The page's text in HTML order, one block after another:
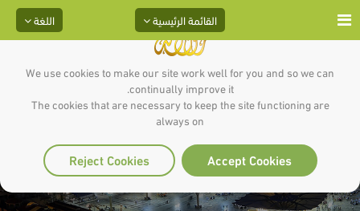
We use cookies to make our site work well for you and so we can
continually improve it.
The cookies that are necessary to keep the site functioning are
always on
Accept Cookies
Reject Cookies
اللغة القائمة الرئيسية
قم الليل إلا قليلاً